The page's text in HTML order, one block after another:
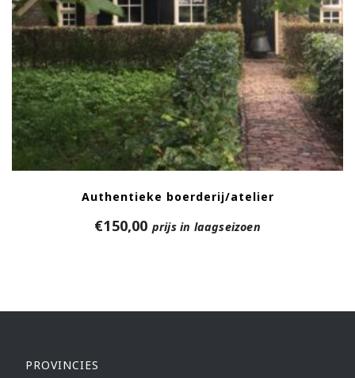
Authentieke boerderij/atelier
€150,00 prijs in laagseizoen
PROVINCIES